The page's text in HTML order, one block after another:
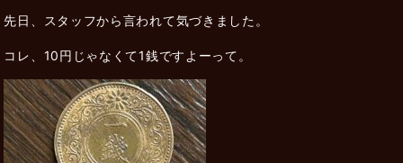
先日、スタッフから言われて気づきました。
コレ、10円じゃなくて1銭ですよーって。